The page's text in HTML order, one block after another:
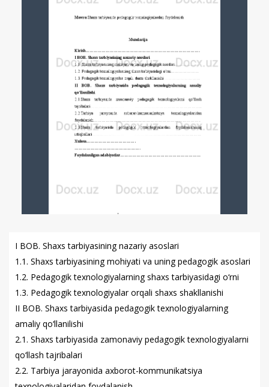
I BOB. Shaxs tarbiyasining nazariy asoslari
1.1. Shaxs tarbiyasining mohiyati va uning pedagogik asoslari
1.2. Pedagogik texnologiyalarning shaxs tarbiyasidagi o‘rni
1.3. Pedagogik texnologiyalar orqali shaxs shakllanishi
II BOB. Shaxs tarbiyasida pedagogik texnologiyalarning
amaliy qo‘llanilishi
2.1. Shaxs tarbiyasida zamonaviy pedagogik texnologiyalarni
qo‘llash tajribalari
2.2. Tarbiya jarayonida axborot-kommunikatsiya